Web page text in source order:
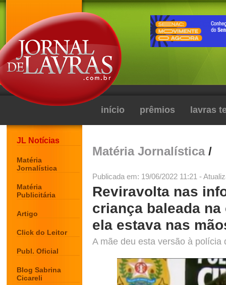
início prêmios lavras
JL Notícias
Matéria
Jornalística
Matéria
Publicitária
Artigo
Click do Leitor
Publ. Oficial
Blog Sabrina
Cicareli
Matéria Jornalística/
Publicada em: 19/06/2022 11:21 -
Reviravolta nas
criança baleada
ela estava nas
A mãe deu esta versão à